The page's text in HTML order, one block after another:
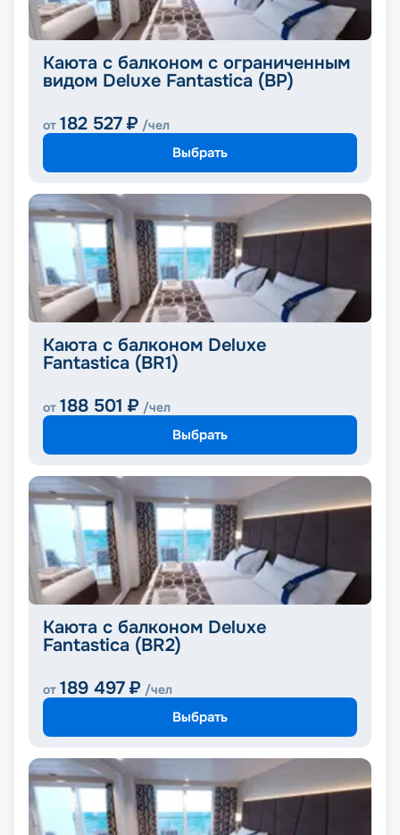
Каюта с балконом с ограниченным
видом Deluxe Fantastica (BP)
от 182 527 ₽ /чел
Выбрать
Каюта с балконом Deluxe
Fantastica (BR1)
от 188 501 ₽ /чел
Выбрать
Каюта с балконом Deluxe
Fantastica (BR2)
от 189 497 ₽ /чел
Выбрать